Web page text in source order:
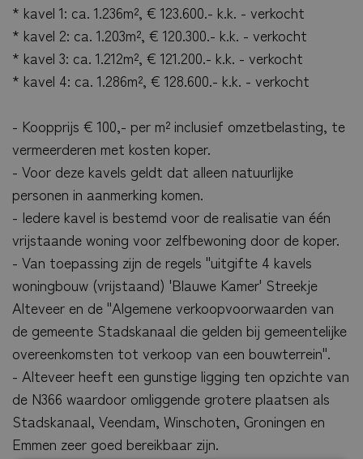
Menu
Home
Aanbod
Aankoop
Zoekopdracht
* kavel 1: ca. 1.236m², € 123.600.- k.k. - verkocht
* kavel 2: ca. 1.203m², € 120.300.- k.k. - verkocht
* kavel 3: ca. 1.212m², € 121.200.- k.k. - verkocht
* kavel 4: ca. 1.286m², € 128.600.- k.k. - verkocht
- Koopprijs € 100,- per m² inclusief omzetbelasting, te
vermeerderen met kosten koper.
- Voor deze kavels geldt dat alleen natuurlijke
personen in aanmerking komen.
- Iedere kavel is bestemd voor de realisatie van één
vrijstaande woning voor zelfbewoning door de koper.
- Van toepassing zijn de regels "uitgifte 4 kavels
woningbouw (vrijstaand) 'Blauwe Kamer' Streekje
Alteveer en de "Algemene verkoopvoorwaarden van
de gemeente Stadskanaal die gelden bij gemeentelijke
overeenkomsten tot verkoop van een bouwterrein".
- Alteveer heeft een gunstige ligging ten opzichte van
de N366 waardoor omliggende grotere plaatsen als
Stadskanaal, Veendam, Winschoten, Groningen en
Emmen zeer goed bereikbaar zijn.